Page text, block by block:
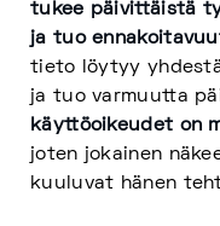
tukee päivittäistä
ja tuo
tieto löytyy
ja tuo varmuutta
käyttöoikeudet on
joten jokainen
kuuluvat hänen